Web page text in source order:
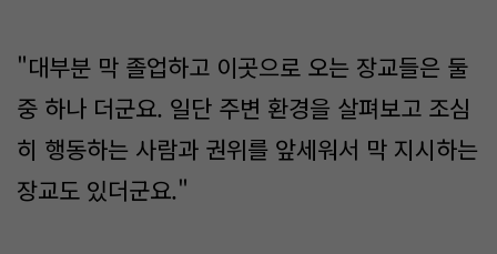
"대부분 막 졸업하고 이곳으로 오는 장교들은 둘
중 하나 더군요. 일단 주변 환경을 살펴보고 조심
히 행동하는 사람과 권위를 앞세워서 막 지시하는
장교도 있더군요."